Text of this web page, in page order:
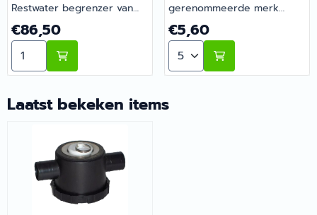
Restwater begrenzer van
het gerenommeerde merk
Reich. Afvoerpluggen
Verkrijgbaar bij Barsema
Recreatie, uw specialist in
camperaccessoires. Wij
staan garant voor kwaliteit
onderweg. | Artikelnummer
1002051
Prijs: 86,50
€86,50
Aantal kiezen voor Reich Aftapkraan Verswatertank
gerenommeerde merk
Reich. Afvoerpluggen
Verkrijgbaar bij Barsema
Recreatie, uw specialist in
caravan- en
en duurzaamheid
Prijs: 5,60
€5,60
Aantal kiezen voor Reich
Laatst bekeken items